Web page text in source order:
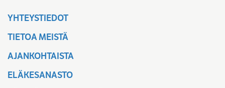
YHTEYSTIEDOT
TIETOA MEISTÄ
AJANKOHTAISTA
ELÄKESANASTO